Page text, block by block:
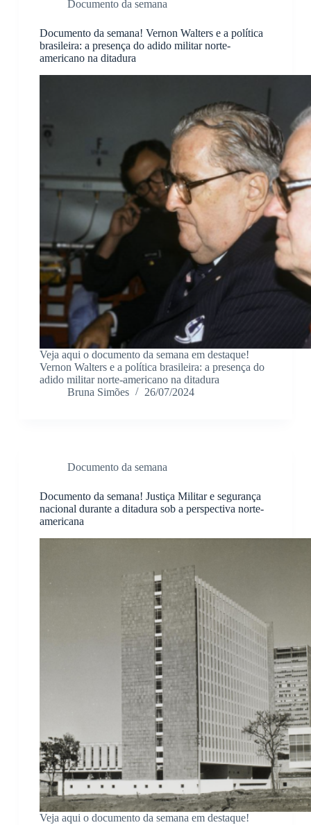
Documento da semana
Documento da semana! Vernon Walters e a política
brasileira: a presença do adido militar norte-
americano na ditadura
Veja aqui o documento da semana em destaque!
Vernon Walters e a política brasileira: a presença do
adido militar norte-americano na ditadura
Bruna Simões
26/07/2024
Documento da semana
Documento da semana! Justiça Militar e segurança
nacional durante a ditadura sob a perspectiva norte-
americana
Veja aqui o documento da semana em destaque!